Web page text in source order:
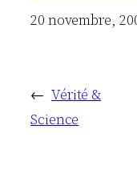
Date
20 novembre,
← Vérité &
Science